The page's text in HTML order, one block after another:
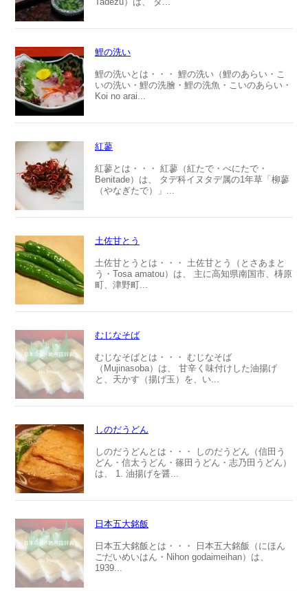
鯉の洗い
鯉の洗いとは・・・ 鯉の洗い（鯉のあらい・こ
いの洗い・鯉の洗膾・鯉の洗魚・こいのあらい・
Koi no arai...
紅蓼
紅蓼とは・・・ 紅蓼（紅たで・べにたで・
Benitade）は、 タデ科イヌタデ属の1年草「柳蓼
（やなぎたで）」...
土佐甘とう
土佐甘とうとは・・・ 土佐甘とう（とさあまと
う・Tosa amatou）は、 主に高知県南国市、梼原
町、津野町...
むじなそば
むじなそばとは・・・ むじなそば
（Mujinasoba）は、 甘辛く味付けした油揚げ
と、天かす（揚げ玉）を、い...
しのだうどん
しのだうどんとは・・・ しのだうどん（信田う
どん・信太うどん・篠田うどん・志乃田うどん）
は、 1. 油揚げを醤...
日本五大銘飯
日本五大銘飯とは・・・ 日本五大銘飯（にほん
ごだいめいはん・Nihon godaimeihan）は、
1939...